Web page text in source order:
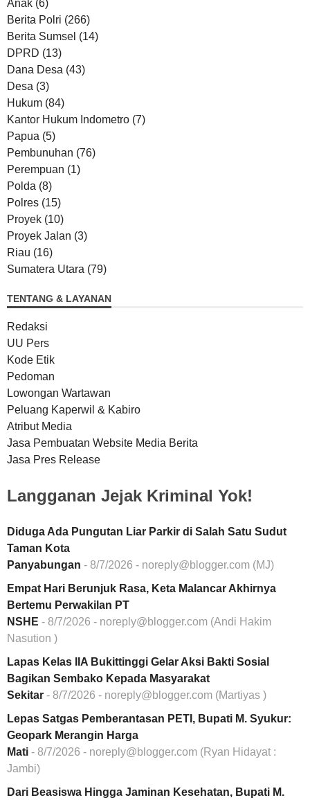
Anak (6)
Berita Polri (266)
Berita Sumsel (14)
DPRD (13)
Dana Desa (43)
Desa (3)
Hukum (84)
Kantor Hukum Indometro (7)
Papua (5)
Pembunuhan (76)
Perempuan (1)
Polda (8)
Polres (15)
Proyek (10)
Proyek Jalan (3)
Riau (16)
Sumatera Utara (79)
TENTANG & LAYANAN
Redaksi
UU Pers
Kode Etik
Pedoman
Lowongan Wartawan
Peluang Kaperwil & Kabiro
Atribut Media
Jasa Pembuatan Website Media Berita
Jasa Pres Release
Langganan Jejak Kriminal Yok!
Diduga Ada Pungutan Liar Parkir di Salah Satu Sudut
Taman Kota
Panyabungan - 8/7/2026 - noreply@blogger.com (MJ)
Empat Hari Berunjuk Rasa, Keta Malancar Akhirnya
Bertemu Perwakilan PT
NSHE - 8/7/2026 - noreply@blogger.com (Andi Hakim
Nasution )
Lapas Kelas IIA Bukittinggi Gelar Aksi Bakti Sosial
Bagikan Sembako Kepada Masyarakat
Sekitar - 8/7/2026 - noreply@blogger.com (Martiyas )
Lepas Satgas Pemberantasan PETI, Bupati M. Syukur:
Geopark Merangin Harga
Mati - 8/7/2026 - noreply@blogger.com (Ryan Hidayat :
Jambi)
Dari Beasiswa Hingga Jaminan Kesehatan, Bupati M.